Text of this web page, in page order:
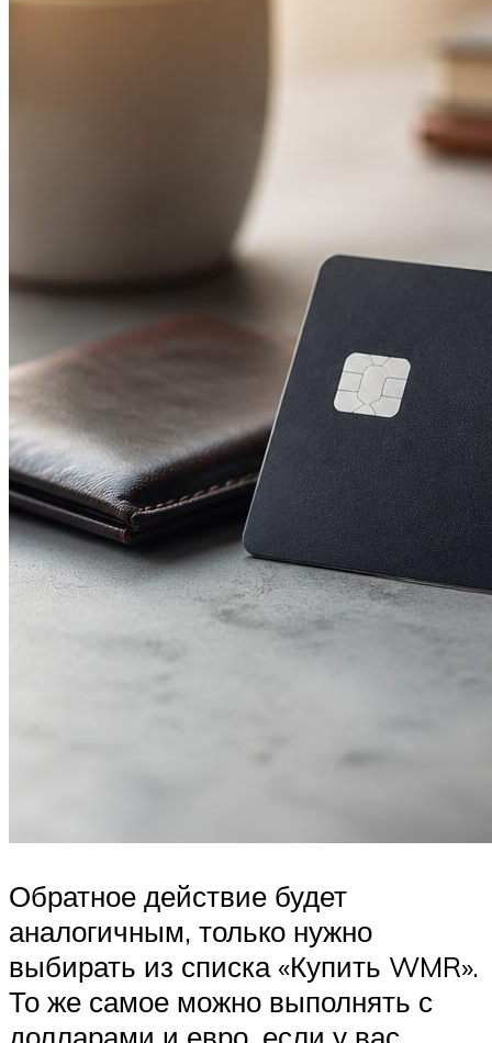
Обратное действие будет
аналогичным, только нужно
выбирать из списка «Купить WMR».
То же самое можно выполнять с
долларами и евро, если у вас